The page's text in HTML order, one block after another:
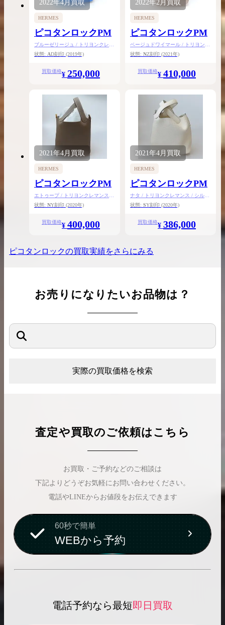
2022年4月買取
HERMES
ピコタンロックPM
ブルーゼリージュ / トリヨンクレマ
ンス / シルバー金具
状態: AD刻印 (2019年)
買取価格¥ 250,000
2022年2月 買取
HERMES
ピコタンロックPM
ベージュドワイマール / トリヨンク
レマンス / ゴールド金具
状態: NZ刻印 (2021年)
買取価格¥ 410,000
2021年4月 買取
HERMES
ピコタンロックPM
エトゥープ / トリヨンクレマンス /
ゴールド金具
状態: NY刻印 (2020年)
買取価格¥ 400,000
2021年4月 買取
HERMES
ピコタンロックPM
ナタ / トリヨンクレマンス / シルバ
ー金具
状態: SY刻印 (2020年)
買取価格¥ 386,000
ピコタンロックの買取実績をさらにみる
お売りになりたいお品物は？
実際の買取価格を検索
査定や買取のご依頼はこちら
お買取・ご予約などのご相談は
下記よりどうぞお気軽にお問い合わせください。
電話やLINEからお値段をお伝えできます
60秒で簡単
WEBから予約
電話予約なら最短即日買取